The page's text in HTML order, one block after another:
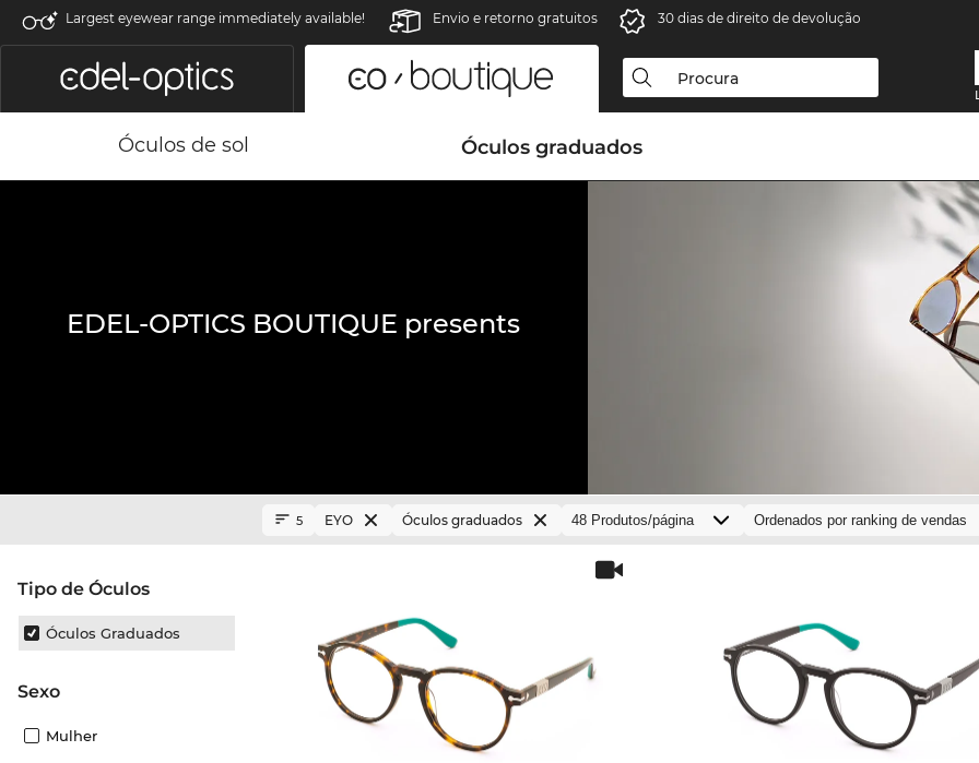
Largest eyewear range immediately available! Envio e retorno gratuitos 30 dias de direito de devolução
Óculos de sol Óculos graduados
EDEL-OPTICS BOUTIQUE presents
Tipo de Óculos
Óculos Graduados
Sexo
Mulher
5 EYO Óculos graduados